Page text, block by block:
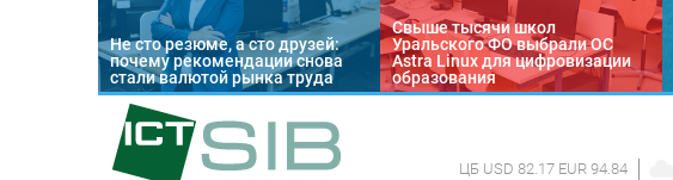
Не сто резюме, а сто друзей:
почему рекомендации снова
стали валютой рынка труда
Свыше тысячи школ
Уральского ФО выбрали ОС
Astra Linux для цифровизации
образования
ЦБ USD 82.17 EUR 94.84